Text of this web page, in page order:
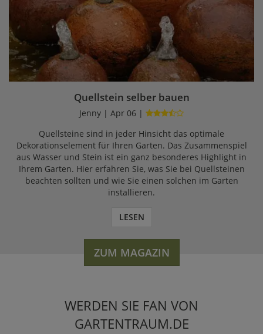
Quellstein selber bauen
Jenny | Apr 06 |
Quellsteine sind in jeder Hinsicht das optimale
Dekorationselement für Ihren Garten. Das Zusammenspiel
aus Wasser und Stein ist ein ganz besonderes Highlight in
Ihrem Garten. Hier erfahren Sie, was Sie bei Quellsteinen
beachten sollten und wie Sie einen solchen im Garten
installieren.
LESEN
ZUM MAGAZIN
WERDEN SIE FAN VON
GARTENTRAUM.DE